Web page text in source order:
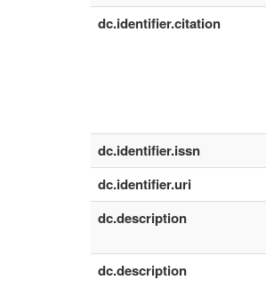
dc.identifier.citation
dc.identifier.issn
dc.identifier.uri
dc.description
dc.description